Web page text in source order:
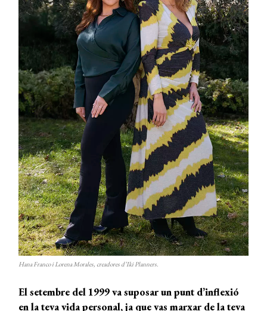
Hana Franco i Lorena Morales, creadores d’Iki Planners.
El setembre del 1999 va suposar un punt d’inflexió
en la teva vida personal, ja que vas marxar de la teva